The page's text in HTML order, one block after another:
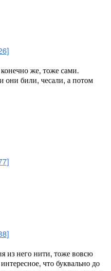
же, тоже сами.
они били, чесали, а потом
из него нити, тоже вовсю
что буквально до